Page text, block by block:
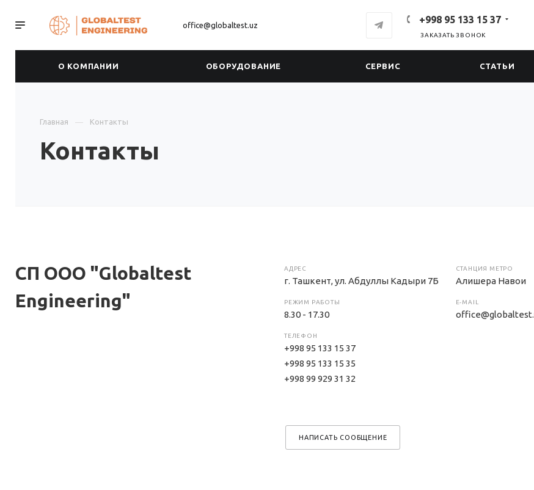
office@globaltest.uz +998 95 133 15 37
ЗАКАЗАТЬ ЗВОНОК
О КОМПАНИИ ОБОРУДОВАНИЕ СЕРВИС СТАТЬИ
Главная Контакты
Контакты
СП ООО "Globaltest
Engineering"
АДРЕС
г. Ташкент, ул. Абдуллы Кадыри 7Б
СТАНЦИЯ МЕТРО
Алишера Навои
РЕЖИМ РАБОТЫ
8.30 - 17.30
E-MAIL
ТЕЛЕФОН
+998 95 133 15 37
+998 95 133 15 35
+998 99 929 31 32
НАПИСАТЬ СООБЩЕНИЕ